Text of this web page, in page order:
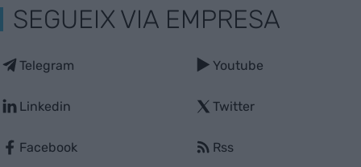
SEGUEIX VIA EMPRESA
Telegram
Linkedin
Facebook
Youtube
Twitter
Rss